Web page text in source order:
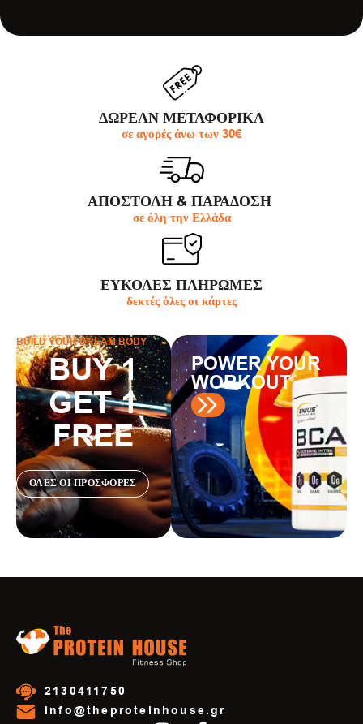
ΔΩΡΕΑΝ ΜΕΤΑΦΟΡΙΚΑ
σε αγορές άνω των 30€
ΑΠΟΣΤΟΛΗ & ΠΑΡΆΔΟΣΗ
σε όλη την Ελλάδα
ΕΥΚΟΛΕΣ ΠΛΗΡΩΜΕΣ
δεκτές όλες οι κάρτες
BUILD YOUR DREAM BODY
BUY 1
GET 1
FREE
ΟΛΕΣ ΟΙ ΠΡΟΣΦΟΡΕΣ
POWER YOUR
WORKOUT
2130411750
info@theproteinhouse.gr